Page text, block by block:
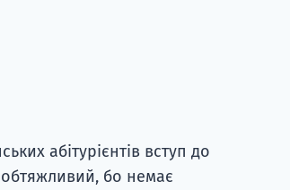
абітурієнтів вступ до
обтяжливий, бо немає